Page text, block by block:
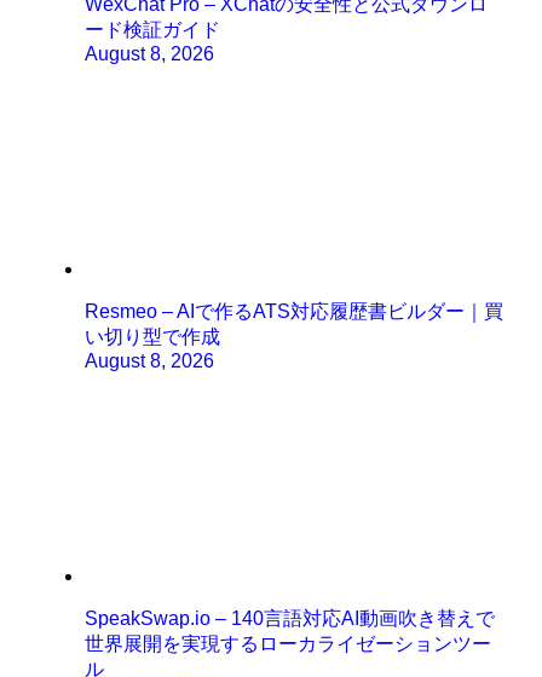
WexChat Pro – XChatの安全性と公式ダウンロ
ード検証ガイド
August 8, 2026
Resmeo – AIで作るATS対応履歴書ビルダー｜買
い切り型で作成
August 8, 2026
SpeakSwap.io – 140言語対応AI動画吹き替えで
世界展開を実現するローカライゼーションツー
ル